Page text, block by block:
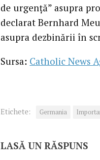
de urgență” asupra
declarat Bernhard
asupra dezbinării în
Sursa: Catholic News
Etichete: Germania
LASĂ UN RĂSPUNS